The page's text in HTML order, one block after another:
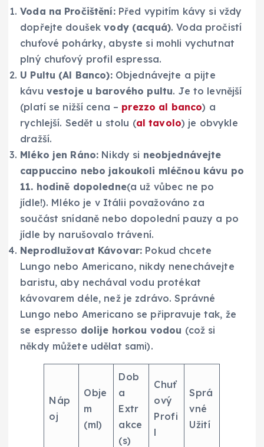
Voda na Pročištění:Před vypitím kávy si vždy
dopřejte doušekvody (acquá). Voda pročistí
chuťové pohárky, abyste si mohli vychutnat
plný chuťový profil espressa.
U Pultu (Al Banco):Objednávejte a pijte
kávu vestoje u barového pultu. Je to levnější
(platí se nižší cena – prezzo al banco) a
rychlejší. Sedět u stolu (al tavolo) je obvykle
dražší.
Mléko jen Ráno: Nikdy si neobjednávejte
cappuccino nebo jakoukoli mléčnou kávu po
11. hodině dopoledne(a už vůbec ne po
jídle!). Mléko je v Itálii považováno za
součást snídaně nebo dopolední pauzy a po
jídle by narušovalo trávení.
Neprodlužovat Kávovar: Pokud chcete
Lungo nebo Americano, nikdy nenechávejte
baristu, aby nechával vodu protékat
kávovarem déle, než je zdrávo. Správné
Lungo nebo Americano se připravuje tak, že
se espresso dolije horkou vodou (což si
někdy můžete udělat sami).
Náp
oj
Obje
m
(ml)
Dob
a
Extr
akce
(s)
Chuť
ový
Profi
l
Sprá
vné
Užití